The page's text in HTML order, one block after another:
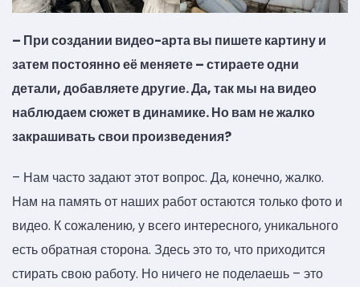
– При создании видео-арта вы пишете картину и
затем постоянно её меняете – стираете одни
детали, добавляете другие. Да, так мы на видео
наблюдаем сюжет в динамике. Но вам не жалко
закрашивать свои произведения?
– Нам часто задают этот вопрос. Да, конечно, жалко.
Нам на память от наших работ остаются только фото и
видео. К сожалению, у всего интересного, уникального
есть обратная сторона. Здесь это то, что приходится
стирать свою работу. Но ничего не поделаешь – это